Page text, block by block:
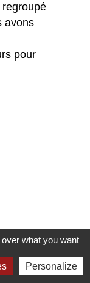
avons
pour
what you want
Personalize